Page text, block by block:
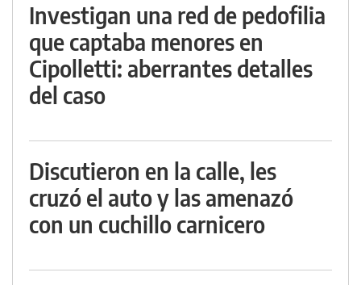
Investigan una red de pedofilia
que captaba menores en
Cipolletti: aberrantes detalles
del caso
Discutieron en la calle, les
cruzó el auto y las amenazó
con un cuchillo carnicero